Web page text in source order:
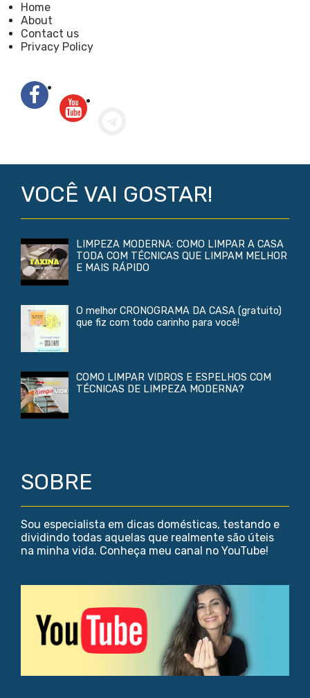
Home
About
Contact us
Privacy Policy
VOCÊ VAI GOSTAR!
LIMPEZA MODERNA: COMO LIMPAR A CASA
TODA COM TÉCNICAS QUE LIMPAM MELHOR
E MAIS RÁPIDO
O melhor CRONOGRAMA DA CASA (gratuito)
que fiz com todo carinho para você!
COMO LIMPAR VIDROS E ESPELHOS COM
TÉCNICAS DE LIMPEZA MODERNA?
SOBRE
Sou especialista em dicas domésticas, testando e
dividindo todas aquelas que realmente são úteis
na minha vida. Conheça meu canal no YouTube!